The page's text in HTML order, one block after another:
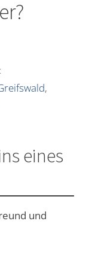
,
eines
und